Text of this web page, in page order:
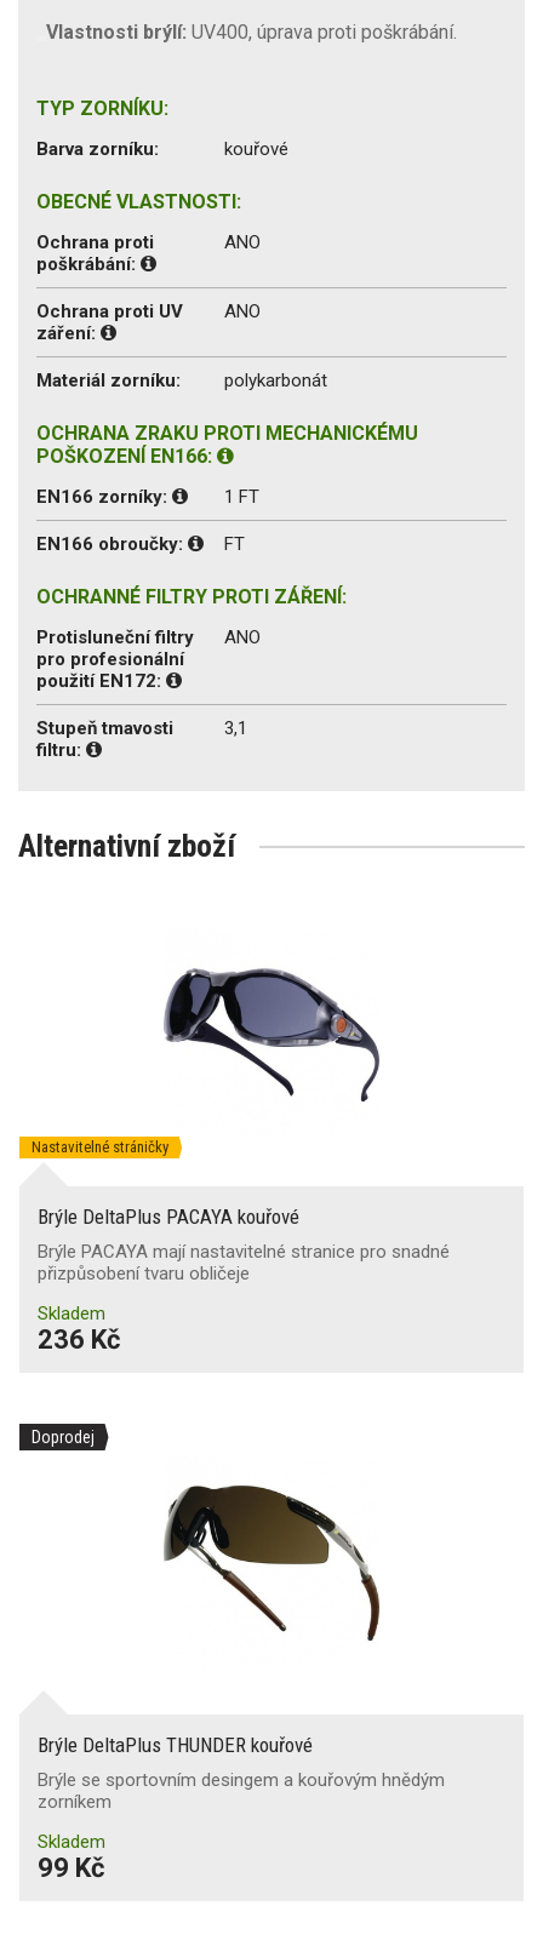
Vlastnosti brýlí: UV400, úprava proti poškrábání.
TYP ZORNÍKU:
Barva zorníku: kouřové
OBECNÉ VLASTNOSTI:
Ochrana proti
poškrábání:
ANO
Ochrana proti UV
záření:
ANO
Materiál zorníku: polykarbonát
OCHRANA ZRAKU PROTI MECHANICKÉMU
POŠKOZENÍ EN166:
EN166 zorníky: 1 FT
EN166 obroučky: FT
OCHRANNÉ FILTRY PROTI ZÁŘENÍ:
Protisluneční filtry
pro profesionální
použití EN172:
ANO
Stupeň tmavosti
filtru:
3,1
Alternativní zboží
Nastavitelné stráničky
Brýle DeltaPlus PACAYA kouřové
Brýle PACAYA mají nastavitelné stranice pro snadné
přizpůsobení tvaru obličeje
Skladem
236 Kč
Doprodej
Brýle DeltaPlus THUNDER kouřové
Brýle se sportovním desingem a kouřovým hnědým
zorníkem
Skladem
99 Kč